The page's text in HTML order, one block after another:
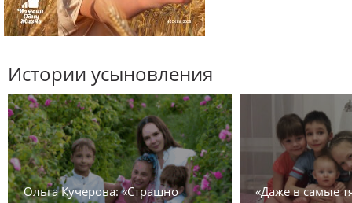
Истории усыновления
Ольга Кучерова: «Страшно
«Даже в самые